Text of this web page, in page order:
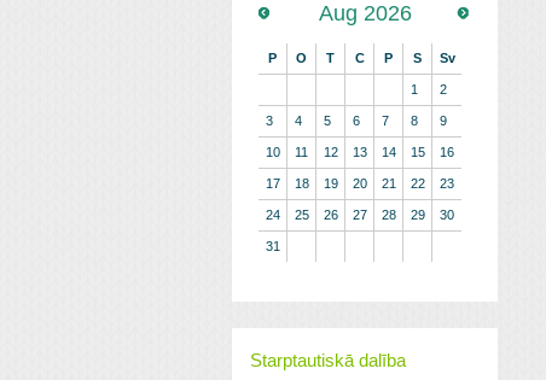
Aug 2026
P O T C P S Sv
1 2
3 4 5 6 7 8 9
10 11 12 13 14 15 16
17 18 19 20 21 22 23
24 25 26 27 28 29 30
31
Starptautiskā dalība